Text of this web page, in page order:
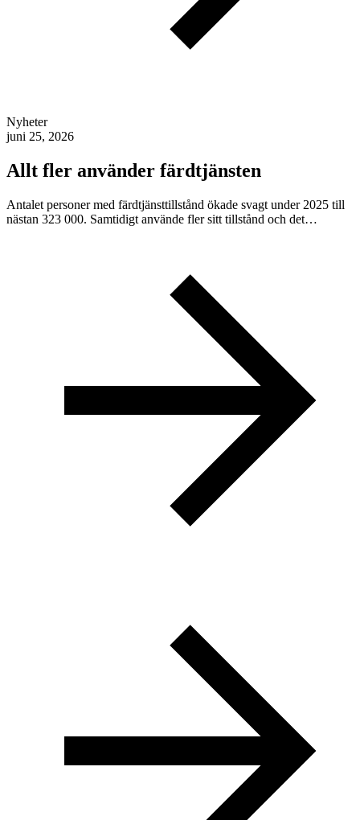
Nyheter
juni 25, 2026
Allt fler använder färdtjänsten
Antalet personer med färdtjänsttillstånd ökade svagt under 2025 till
nästan 323 000. Samtidigt använde fler sitt tillstånd och det…